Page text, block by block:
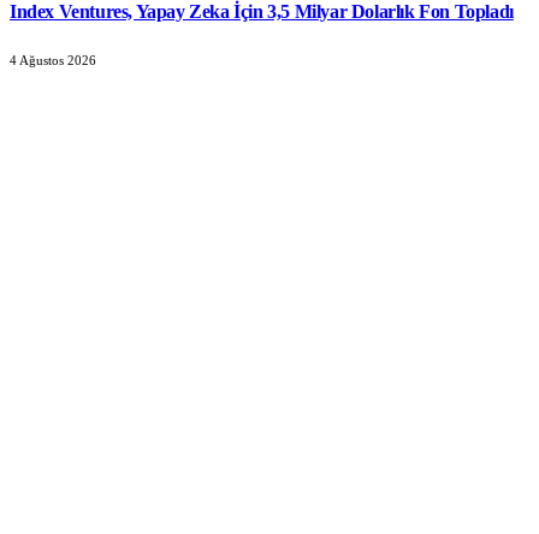
Index Ventures, Yapay Zeka İçin 3,5 Milyar Dolarlık Fon Topladı
4 Ağustos 2026